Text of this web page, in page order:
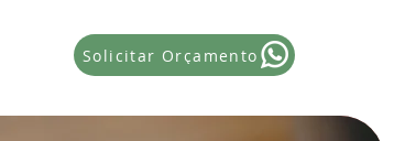
Solicitar Orçamento